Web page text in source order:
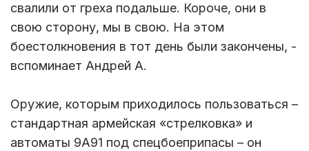
свалили от греха подальше. Короче, они в
свою сторону, мы в свою. На этом
боестолкновения в тот день были закончены, -
вспоминает Андрей А.
Оружие, которым приходилось пользоваться –
стандартная армейская «стрелковка» и
автоматы 9А91 под спецбоеприпасы – он